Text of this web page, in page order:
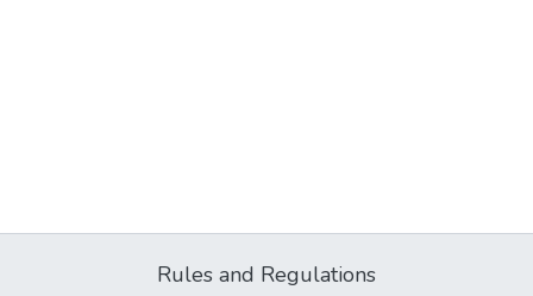
Rules and Regulations